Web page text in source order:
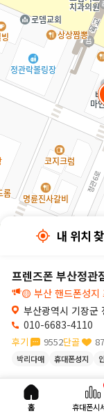
내 위치
프렌즈폰 부산정관
부산광역시 기장군
010-6683-4110
후기 9552단골
박리다매 휴대폰성지
내 위치 찾기 1
홈 휴대폰시